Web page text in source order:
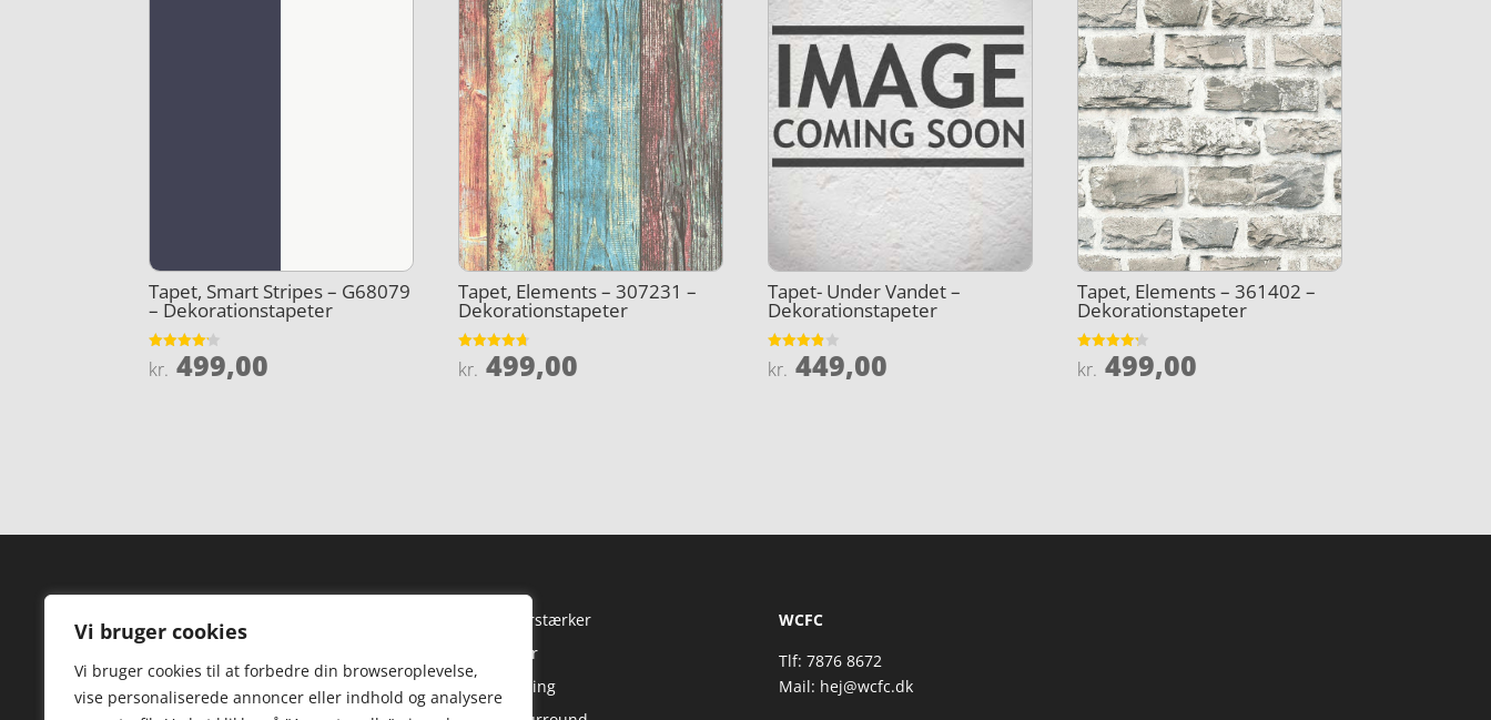
Vi bruger cookies
Vi bruger cookies til at forbedre din browseroplevelse,
vise personaliserede annoncer eller indhold og analysere
Tapet, Smart Stripes – G68079
– Dekorationstapeter
Vurderet
4.1
kr. 499,00
Tapet, Elements – 307231 –
Dekorationstapeter
Vurderet
4.7
kr. 499,00
Tapet- Under Vandet –
Dekorationstapeter
Vurderet
3.8
kr. 449,00
Tapet, Elements – 361402 –
Dekorationstapeter
Vurderet
4.2
kr. 499,00
Forside
Kontakt
HiFi Forstærker
Højtaler
Streaming
WCFC
Tlf: 7876 8672
Mail: hej@wcfc.dk